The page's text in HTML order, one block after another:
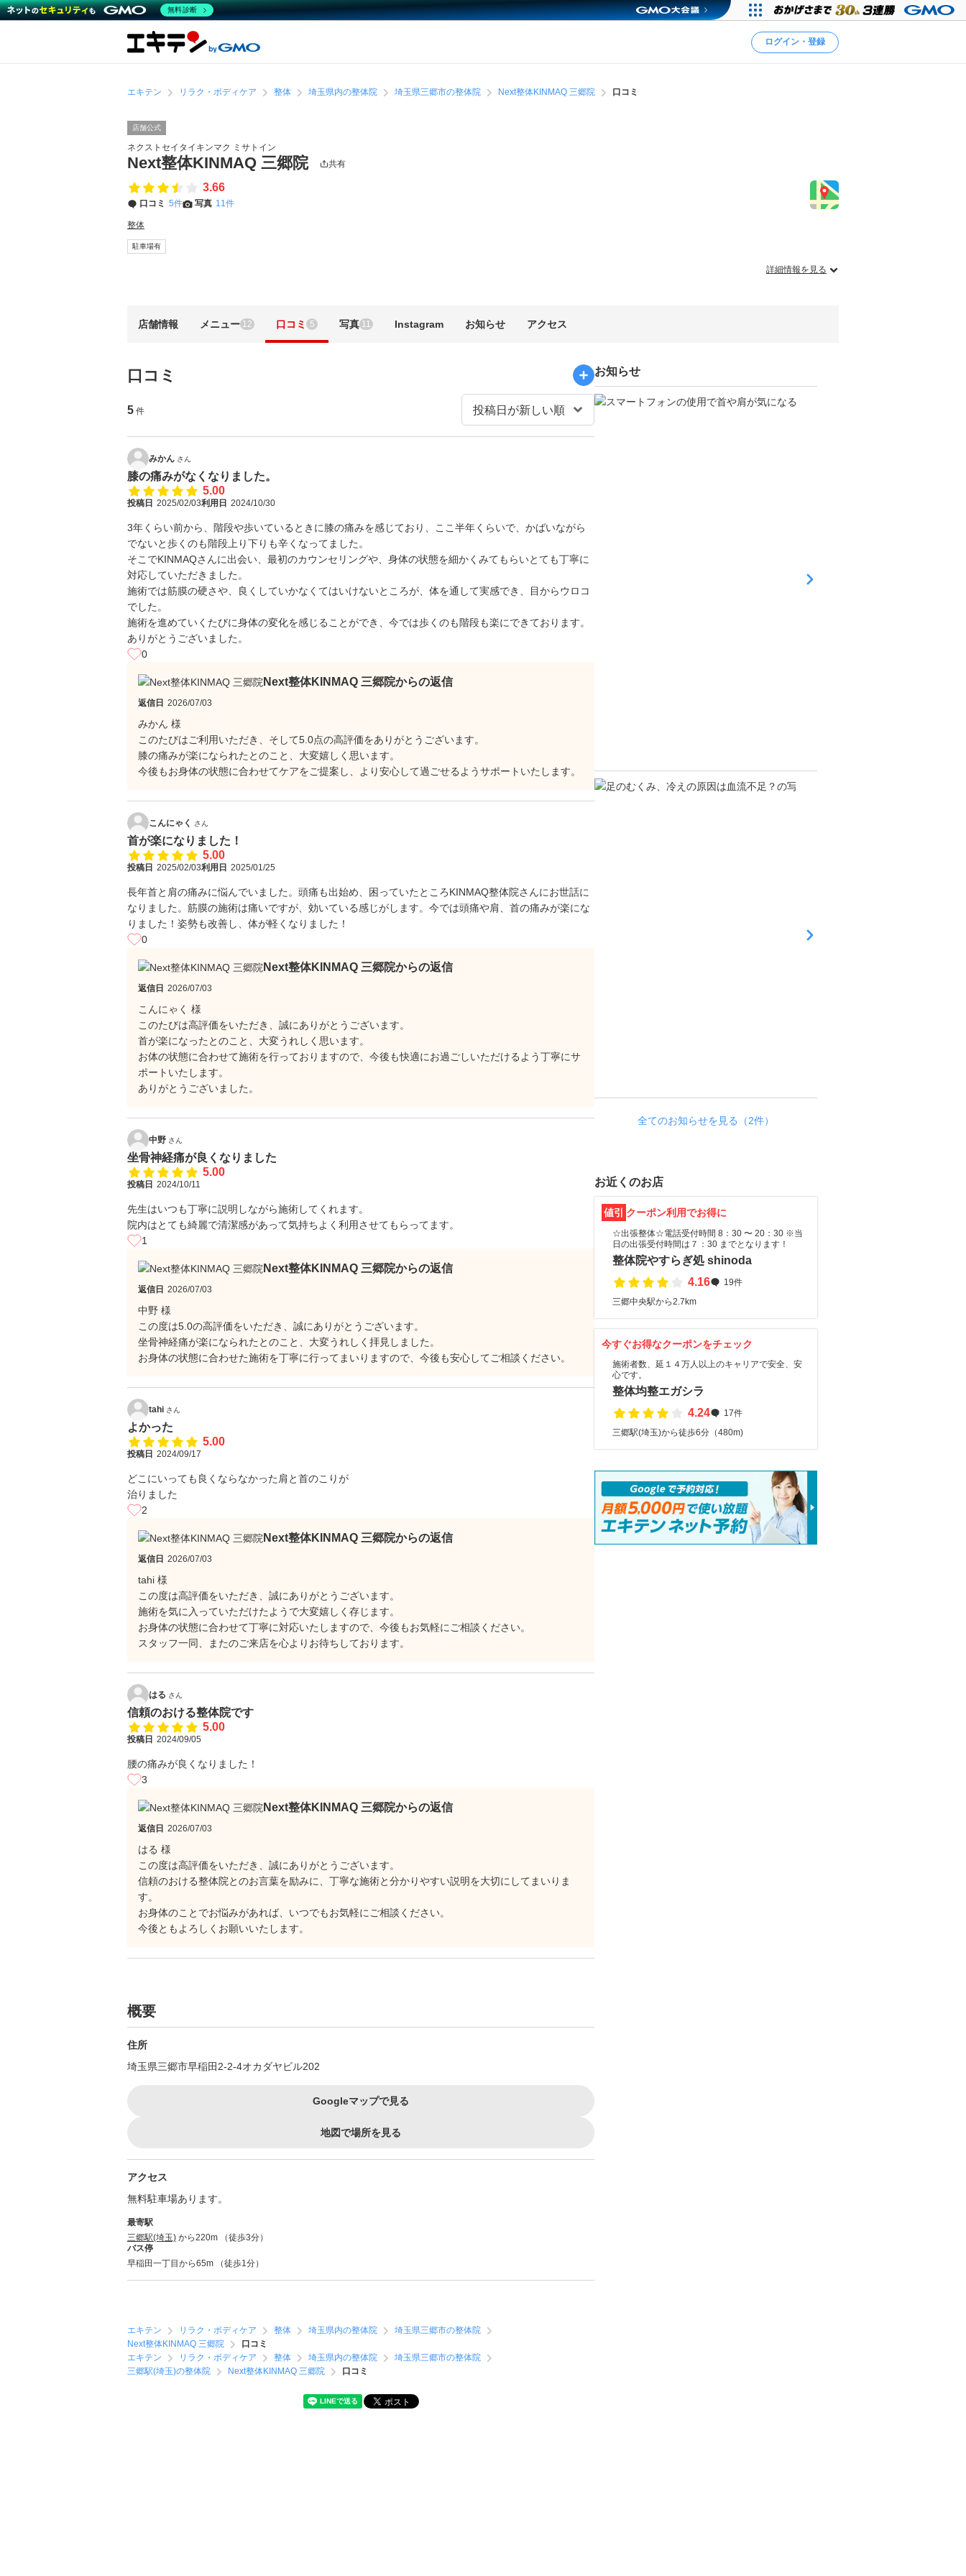
ログイン・登録
エキテン リラク・ボディケア 整体 埼玉県内の整体院 埼玉県三郷市の整体院 Next整体KINMAQ 三郷院 口コミ
店舗公式
ネクストセイタイキンマク ミサトイン
Next整体KINMAQ 三郷院 共有
3.66
口コミ 5件 写真 11件
整体
駐車場有
詳細情報を見る
店舗情報 メニュー 12 口コミ 5 写真 11 Instagram お知らせ アクセス
口コミ
5 件
みかん さん
膝の痛みがなくなりました。
5.00
投稿日 2025/02/03利用日 2024/10/30
3年くらい前から、階段や歩いているときに膝の痛みを感じており、ここ半年くらいで、かばいながら
でないと歩くのも階段上り下りも辛くなってました。
そこでKINMAQさんに出会い、最初のカウンセリングや、身体の状態を細かくみてもらいとても丁寧に
対応していただきました。
施術では筋膜の硬さや、良くしていかなくてはいけないところが、体を通して実感でき、目からウロコ
でした。
施術を進めていくたびに身体の変化を感じることができ、今では歩くのも階段も楽にできております。
ありがとうございました。
0
Next整体KINMAQ 三郷院からの返信
返信日 2026/07/03
みかん 様
このたびはご利用いただき、そして5.0点の高評価をありがとうございます。
膝の痛みが楽になられたとのこと、大変嬉しく思います。
今後もお身体の状態に合わせてケアをご提案し、より安心して過ごせるようサポートいたします。
こんにゃく さん
首が楽になりました！
5.00
投稿日 2025/02/03利用日 2025/01/25
長年首と肩の痛みに悩んでいました。頭痛も出始め、困っていたところKINMAQ整体院さんにお世話に
なりました。筋膜の施術は痛いですが、効いている感じがします。今では頭痛や肩、首の痛みが楽にな
りました！姿勢も改善し、体が軽くなりました！
0
Next整体KINMAQ 三郷院からの返信
返信日 2026/07/03
こんにゃく 様
このたびは高評価をいただき、誠にありがとうございます。
首が楽になったとのこと、大変うれしく思います。
お体の状態に合わせて施術を行っておりますので、今後も快適にお過ごしいただけるよう丁寧にサ
ポートいたします。
ありがとうございました。
中野 さん
坐骨神経痛が良くなりました
5.00
投稿日 2024/10/11
先生はいつも丁寧に説明しながら施術してくれます。
院内はとても綺麗で清潔感があって気持ちよく利用させてもらってます。
1
Next整体KINMAQ 三郷院からの返信
返信日 2026/07/03
中野 様
この度は5.0の高評価をいただき、誠にありがとうございます。
坐骨神経痛が楽になられたとのこと、大変うれしく拝見しました。
お身体の状態に合わせた施術を丁寧に行ってまいりますので、今後も安心してご相談ください。
tahi さん
よかった
5.00
投稿日 2024/09/17
どこにいっても良くならなかった肩と首のこりが
治りました
2
Next整体KINMAQ 三郷院からの返信
返信日 2026/07/03
tahi 様
この度は高評価をいただき、誠にありがとうございます。
施術を気に入っていただけたようで大変嬉しく存じます。
お身体の状態に合わせて丁寧に対応いたしますので、今後もお気軽にご相談ください。
スタッフ一同、またのご来店を心よりお待ちしております。
はる さん
信頼のおける整体院です
5.00
投稿日 2024/09/05
腰の痛みが良くなりました！
3
Next整体KINMAQ 三郷院からの返信
返信日 2026/07/03
はる 様
この度は高評価をいただき、誠にありがとうございます。
信頼のおける整体院とのお言葉を励みに、丁寧な施術と分かりやすい説明を大切にしてまいりま
す。
お身体のことでお悩みがあれば、いつでもお気軽にご相談ください。
今後ともよろしくお願いいたします。
概要
住所
埼玉県三郷市早稲田2-2-4オカダヤビル202
Googleマップで見る
地図で場所を見る
アクセス
無料駐車場あります。
最寄駅
三郷駅(埼玉) から220m （徒歩3分）
バス停
早稲田一丁目から65m （徒歩1分）
エキテン リラク・ボディケア 整体 埼玉県内の整体院
埼玉県三郷市の整体院
Next整体KINMAQ 三郷院
口コミ
エキテン
リラク・ボディケア 整体 埼玉県内の整体院
埼玉県三郷市の整体院
三郷駅(埼玉)の整体院
Next整体KINMAQ 三郷院 口コミ
お知らせ
全てのお知らせを見る（2件）
お近くのお店
値引 クーポン利用でお得に
☆出張整体☆電話受付時間 8：30 〜 20：30 ※当
日の出張受付時間は７：30 までとなります！
整体院やすらぎ処 shinoda
4.16
19件
三郷中央駅から2.7km
今すぐお得なクーポンをチェック
施術者数、延１４万人以上のキャリアで安全、安
心です。
整体均整エガシラ
4.24
17件
三郷駅(埼玉)から徒歩6分（480m)
無料診断